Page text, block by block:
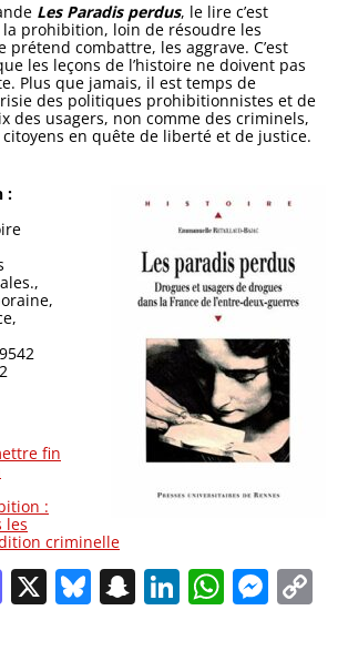
Les Paradis perdus, le lire c’est
prohibition, loin de résoudre les
prétend combattre, les aggrave. C’est
les leçons de l’histoire ne doivent pas
Plus que jamais, il est temps de
des politiques prohibitionnistes et de
des usagers, non comme des criminels,
en quête de liberté et de justice.
:
,
,
,
fin
:
les
criminelle
Mastodon
X Bluesky
Snapchat
LinkedIn